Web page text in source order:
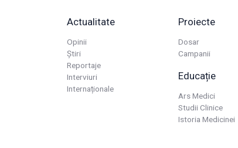
Actualitate
Opinii
Știri
Reportaje
Interviuri
Internaționale
Proiecte
Dosar
Campanii
Educație
Ars Medici
Studii Clinice
Istoria Medicinei